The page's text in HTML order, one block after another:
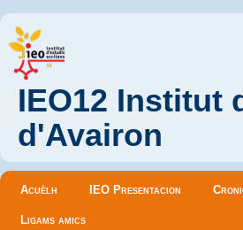
IEO12 Institut
d'Avairon
Menu principal
Acuèlh IEO Presentacion
Ligams amics